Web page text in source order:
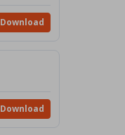
Download
Download